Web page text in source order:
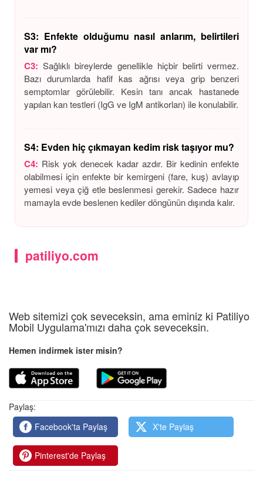
S3: Enfekte olduğumu nasıl anlarım, belirtileri
var mı?
C3: Sağlıklı bireylerde genellikle hiçbir belirti vermez.
Bazı durumlarda hafif kas ağrısı veya grip benzeri
semptomlar görülebilir. Kesin tanı ancak hastanede
yapılan kan testleri (IgG ve IgM antikorları) ile konulabilir.
S4: Evden hiç çıkmayan kedim risk taşıyor mu?
C4: Risk yok denecek kadar azdır. Bir kedinin enfekte
olabilmesi için enfekte bir kemirgeni (fare, kuş) avlayıp
yemesi veya çiğ etle beslenmesi gerekir. Sadece hazır
mamayla evde beslenen kediler döngünün dışında kalır.
patiliyo.com
Web sitemizi çok seveceksin, ama eminiz ki Patiliyo
Mobil Uygulama'mızı daha çok seveceksin.
Hemen indirmek ister misin?
Paylaş:
Facebook'ta Paylaş
X'te Paylaş
Pinterest'de Paylaş